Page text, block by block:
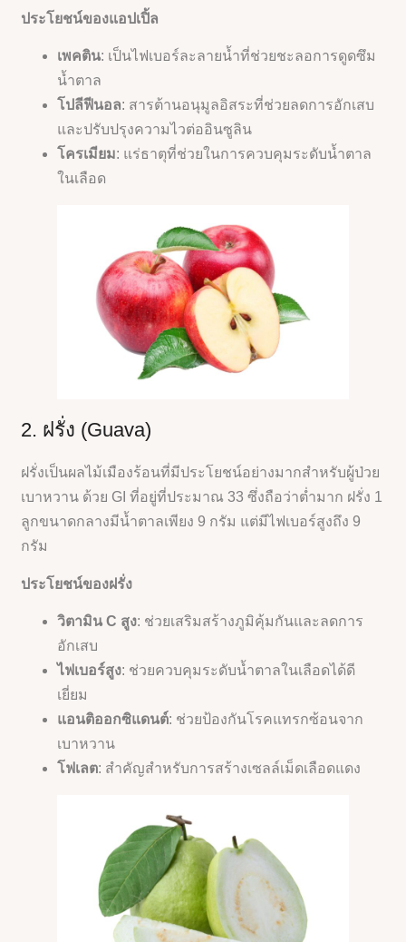
ประโยชน์ของแอปเปิ้ล
เพคติน: เป็นไฟเบอร์ละลายน้ำที่ช่วยชะลอการดูดซึม
น้ำตาล
โปลีฟีนอล: สารต้านอนุมูลอิสระที่ช่วยลดการอักเสบ
และปรับปรุงความไวต่ออินซูลิน
โครเมียม: แร่ธาตุที่ช่วยในการควบคุมระดับน้ำตาล
ในเลือด
2. ฝรั่ง (Guava)
ฝรั่งเป็นผลไม้เมืองร้อนที่มีประโยชน์อย่างมากสำหรับผู้ป่วย
เบาหวาน ด้วย GI ที่อยู่ที่ประมาณ 33 ซึ่งถือว่าต่ำมาก ฝรั่ง 1
ลูกขนาดกลางมีน้ำตาลเพียง 9 กรัม แต่มีไฟเบอร์สูงถึง 9
กรัม
ประโยชน์ของฝรั่ง
วิตามิน C สูง: ช่วยเสริมสร้างภูมิคุ้มกันและลดการ
อักเสบ
ไฟเบอร์สูง: ช่วยควบคุมระดับน้ำตาลในเลือดได้ดี
เยี่ยม
แอนติออกซิแดนต์: ช่วยป้องกันโรคแทรกซ้อนจาก
เบาหวาน
โฟเลต: สำคัญสำหรับการสร้างเซลล์เม็ดเลือดแดง